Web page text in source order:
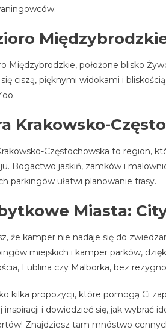
Międzybrodzkie, położone blisko
się ciszą, pięknymi widokami i
Krakowsko-
Częstochowska to region,
Bogactwo jaskiń, zamków i
parkingów ułatwi planowanie trasy.
Miasta:
że kamper nie nadaje się do
miejskich i kamper parków,
Lublina czy Malborka, bez
kilka propozycji, które pomogą Ci
inspiracji i dowiedzieć się, jak wybrać
Znajdziesz tam mnóstwo